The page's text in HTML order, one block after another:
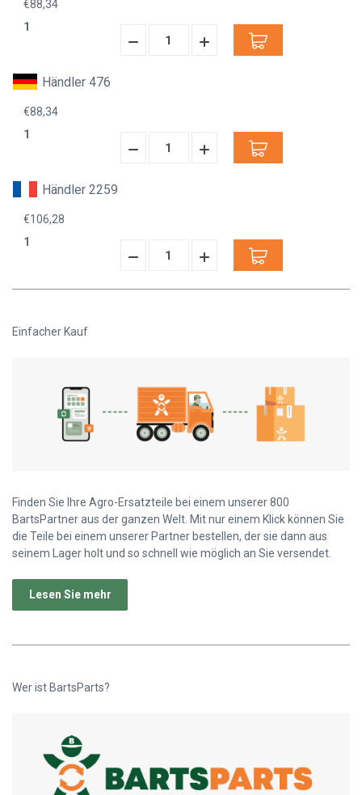
€88,34
1
Menge
Menge
Händler 476
€88,34
1
Menge
Menge
Händler 2259
€106,28
1
Menge
verringern:
Menge
erhöhen:
Einfacher Kauf
Finden Sie Ihre Agro-Ersatzteile bei einem unserer 800
BartsPartner aus der ganzen Welt. Mit nur einem Klick können Sie
die Teile bei einem unserer Partner bestellen, der sie dann aus
seinem Lager holt und so schnell wie möglich an Sie versendet.
Lesen Sie mehr
Wer ist BartsParts?